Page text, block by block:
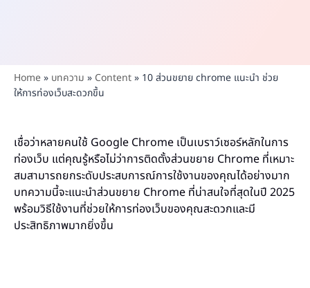
Home» บทความ » Content» 10 ส่วนขยาย chrome แนะนํา ช่วย
ให้การท่องเว็บสะดวกขึ้น
เชื่อว่าหลายคนใช้ Google Chrome เป็นเบราว์เซอร์หลักในการ
ท่องเว็บ แต่คุณรู้หรือไม่ว่าการติดตั้งส่วนขยาย Chrome ที่เหมาะ
สมสามารถยกระดับประสบการณ์การใช้งานของคุณได้อย่างมาก
บทความนี้จะแนะนำส่วนขยาย Chrome ที่น่าสนใจที่สุดในปี 2025
พร้อมวิธีใช้งานที่ช่วยให้การท่องเว็บของคุณสะดวกและมี
ประสิทธิภาพมากยิ่งขึ้น